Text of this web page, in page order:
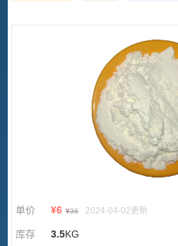
单价 ¥6 ¥36 2024-04-02更新
库存 3.5KG